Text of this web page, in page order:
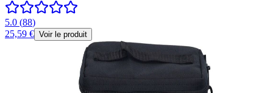
5.0 (88)
25,59 € Voir le produit